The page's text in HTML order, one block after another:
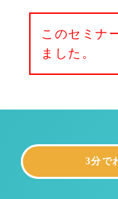
このセミナ
ました。
3分で